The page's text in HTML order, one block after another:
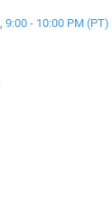
9:00 - 10:00 PM (PT)